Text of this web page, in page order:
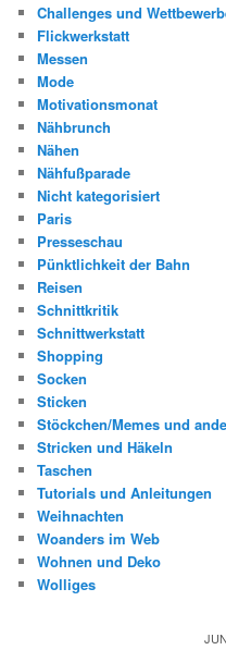
Challenges und
Flickwerkstatt
Messen
Mode
Motivationsmonat
Nähbrunch
Nähen
Nähfußparade
Nicht kategorisiert
Paris
Presseschau
Pünktlichkeit der Bahn
Reisen
Schnittkritik
Schnittwerkstatt
Shopping
Socken
Sticken
Stöckchen/Memes und
Stricken und Häkeln
Taschen
Tutorials und Anleitungen
Weihnachten
Woanders im Web
Wohnen und Deko
Wolliges